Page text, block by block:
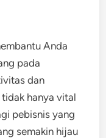
Anda
pada
dan
hanya vital
pebisnis yang
semakin hijau